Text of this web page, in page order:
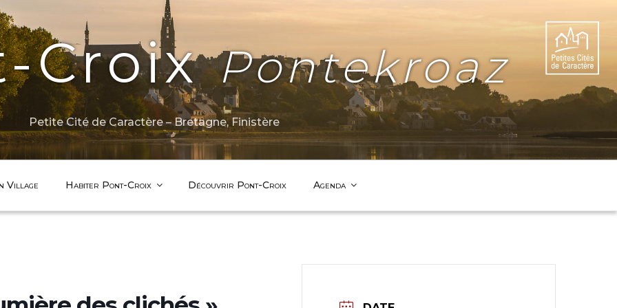
CroixPontekroaz
Petite Cité de Caractère – Bretagne, Finistère
Village Habiter Pont-Croix Découvrir Pont-Croix Agenda